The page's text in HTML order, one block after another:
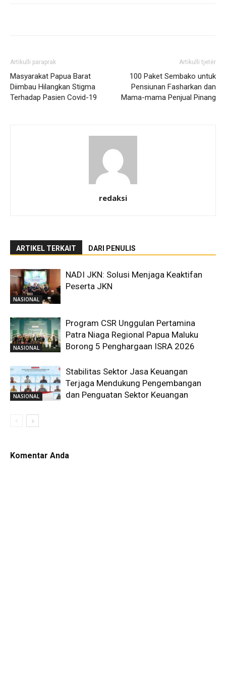
Artikulli paraprak
Masyarakat Papua Barat
Diimbau Hilangkan Stigma
Terhadap Pasien Covid-19
Artikulli tjetër
100 Paket Sembako untuk
Pensiunan Fasharkan dan
Mama-mama Penjual Pinang
redaksi
ARTIKEL TERKAIT DARI PENULIS
NASIONAL
NADI JKN: Solusi Menjaga Keaktifan
Peserta JKN
NASIONAL
Program CSR Unggulan Pertamina
Patra Niaga Regional Papua Maluku
Borong 5 Penghargaan ISRA 2026
NASIONAL
Stabilitas Sektor Jasa Keuangan
Terjaga Mendukung Pengembangan
dan Penguatan Sektor Keuangan
Komentar Anda